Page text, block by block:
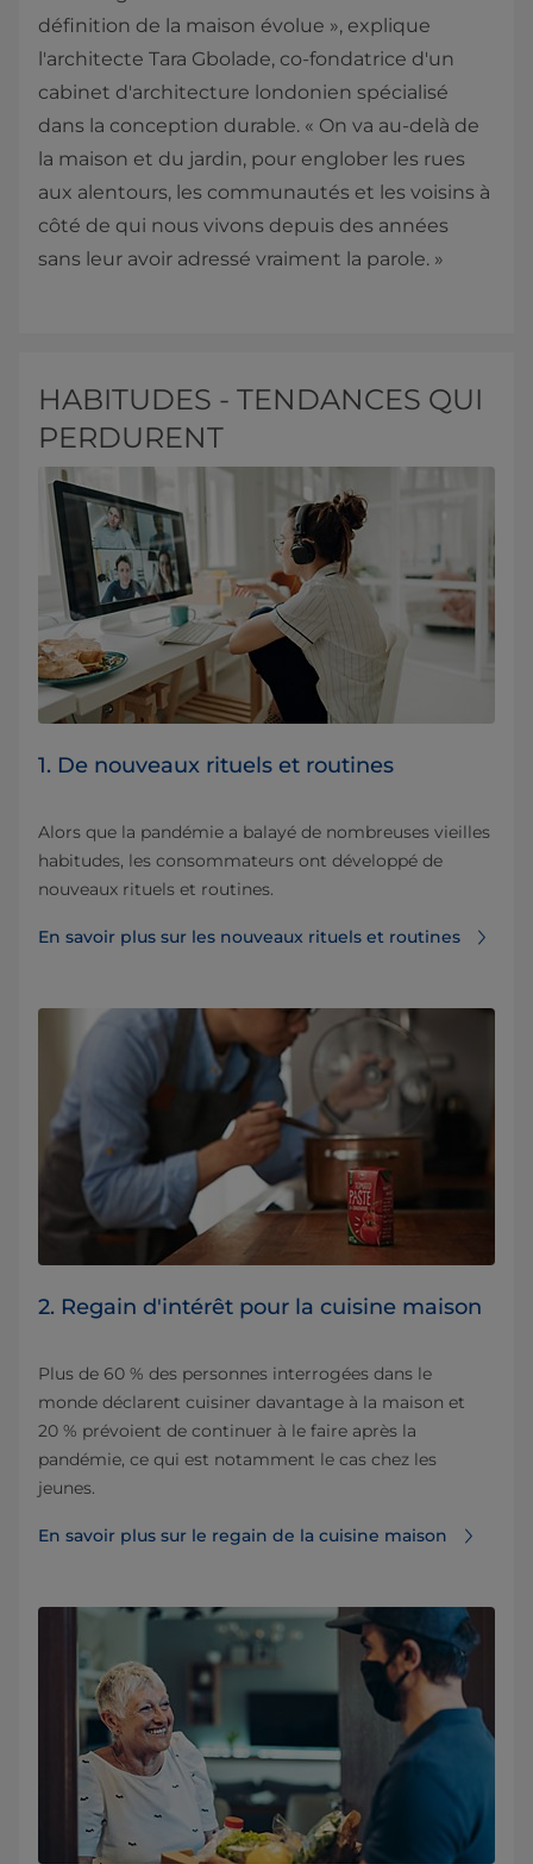
définition de la maison évolue », explique
l'architecte Tara Gbolade, co-fondatrice d'un
cabinet d'architecture londonien spécialisé
dans la conception durable. « On va au-delà de
la maison et du jardin, pour englober les rues
aux alentours, les communautés et les voisins à
côté de qui nous vivons depuis des années
sans leur avoir adressé vraiment la parole. »
HABITUDES - TENDANCES QUI
PERDURENT
1. De nouveaux rituels et routines
Alors que la pandémie a balayé de nombreuses vieilles
habitudes, les consommateurs ont développé de
nouveaux rituels et routines.
En savoir plus sur les nouveaux rituels et routines
2. Regain d'intérêt pour la cuisine maison
Plus de 60 % des personnes interrogées dans le
monde déclarent cuisiner davantage à la maison et
20 % prévoient de continuer à le faire après la
pandémie, ce qui est notamment le cas chez les
jeunes.
En savoir plus sur le regain de la cuisine maison